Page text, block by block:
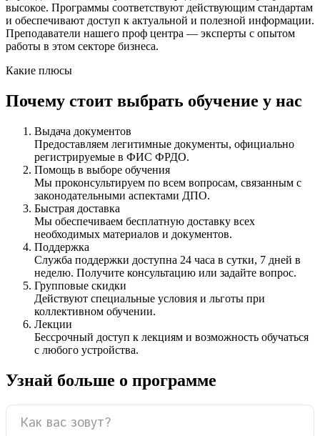
высокое. Программы соответствуют действующим стандартам
и обеспечивают доступ к актуальной и полезной информации.
Преподаватели нашего проф центра — эксперты с опытом
работы в этом секторе бизнеса.
Какие плюсы
Почему стоит выбрать обучение у нас
Выдача документов
Предоставляем легитимные документы, официально
регистрируемые в ФИС ФРДО.
Помощь в выборе обучения
Мы проконсультируем по всем вопросам, связанным с
законодательными аспектами ДПО.
Быстрая доставка
Мы обеспечиваем бесплатную доставку всех
необходимых материалов и документов.
Поддержка
Служба поддержки доступна 24 часа в сутки, 7 дней в
неделю. Получите консультацию или задайте вопрос.
Групповые скидки
Действуют специальные условия и льготы при
коллективном обучении.
Лекции
Бессрочный доступ к лекциям и возможность обучаться
с любого устройства.
Узнай больше о программе